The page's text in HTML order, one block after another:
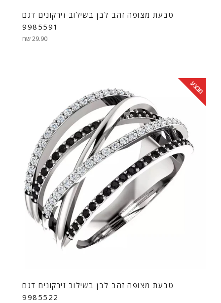
טבעת מצופה זהב לבן בשילוב זירקונים דגם
9985591
מחיר
29.90 שח
טבעת מצופה זהב לבן בשילוב זירקונים דגם
9985522
מבצע